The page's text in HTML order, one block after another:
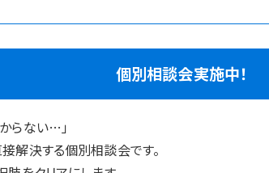
個別相談会実施中！
らない…」
解決する個別相談会です。